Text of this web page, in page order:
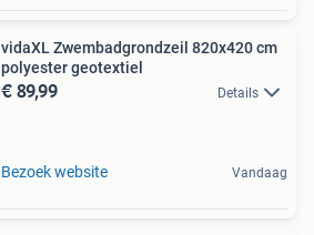
vidaXL Zwembadgrondzeil 820x420 cm
polyester geotextiel
€ 89,99 Details
Bezoek website Vandaag